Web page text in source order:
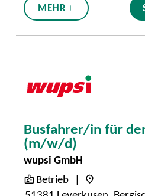
MEHR
Busfahrer/in für
(m/w/d)
wupsi GmbH
Betrieb